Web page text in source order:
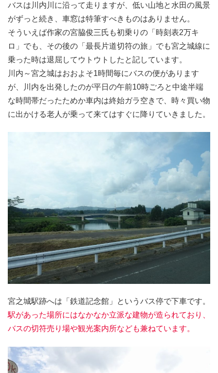
バスは川内川に沿って走りますが、低い山地と水田の風景
がずっと続き、車窓は特筆すべきものはありません。
そういえば作家の宮脇俊三氏も初乗りの「時刻表2万キ
ロ」でも、その後の「最長片道切符の旅」でも宮之城線に
乗った時は退屈してウトウトしたと記しています。
川内～宮之城はおおよそ1時間毎にバスの便があります
が、川内を出発したのが平日の午前10時ごろと中途半端
な時間帯だったためか車内は終始ガラ空きで、時々買い物
に出かける老人が乗って来てはすぐに降りていきました。
宮之城駅跡へは「鉄道記念館」というバス停で下車です。
駅があった場所にはなかなか立派な建物が造られており、
バスの切符売り場や観光案内所なども兼ねています。